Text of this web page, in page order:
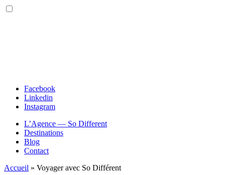
Facebook
Linkedin
Instagram
L’Agence — So Different
Destinations
Blog
Contact
Accueil » Voyager avec So Différent